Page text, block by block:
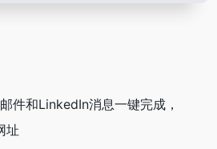
件和LinkedIn消息一键完成，
址